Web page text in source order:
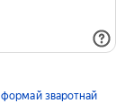
формай зваротнай